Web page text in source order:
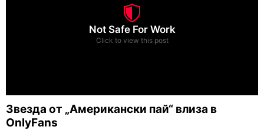
Not Safe For Work
Click to view this post
Звезда от „Американски пай“ влиза в
OnlyFans